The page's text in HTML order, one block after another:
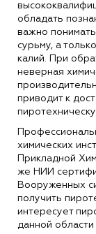
обладать
важно
сурьму, а
калий. При
неверная
приводит к
химических
Прикладной
же НИИ
Вооруженных
получить
интересует
данной